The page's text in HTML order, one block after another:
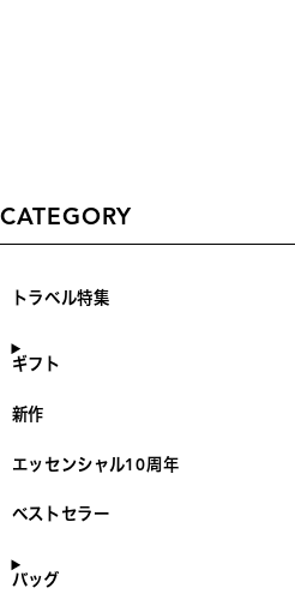
CATEGORY
トラベル特集
ギフト
新作
エッセンシャル10周年
ベストセラー
バッグ